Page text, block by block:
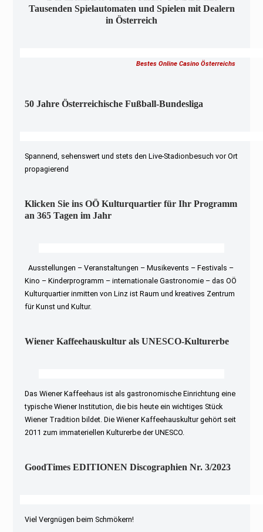
Tausenden Spielautomaten und Spielen mit Dealern
in Österreich
Bestes Online Casino Österreichs
50 Jahre Österreichische Fußball-Bundesliga
Spannend, sehenswert und stets den Live-Stadionbesuch vor Ort
propagierend
Klicken Sie ins OÖ Kulturquartier für Ihr Programm
an 365 Tagen im Jahr
Ausstellungen – Veranstaltungen – Musikevents – Festivals –
Kino – Kinderprogramm – internationale Gastronomie – das OÖ
Kulturquartier inmitten von Linz ist Raum und kreatives Zentrum
für Kunst und Kultur.
Wiener Kaffeehauskultur als UNESCO-Kulturerbe
Das Wiener Kaffeehaus ist als gastronomische Einrichtung eine
typische Wiener Institution, die bis heute ein wichtiges Stück
Wiener Tradition bildet. Die Wiener Kaffeehauskultur gehört seit
2011 zum immateriellen Kulturerbe der UNESCO.
GoodTimes EDITIONEN Discographien Nr. 3/2023
Viel Vergnügen beim Schmökern!